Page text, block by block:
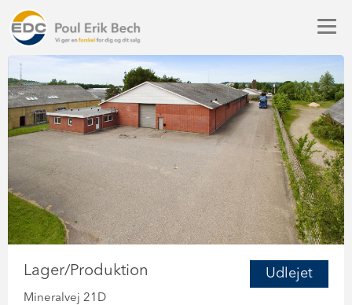
Udlejet
Lager/Produktion
Mineralvej 21D